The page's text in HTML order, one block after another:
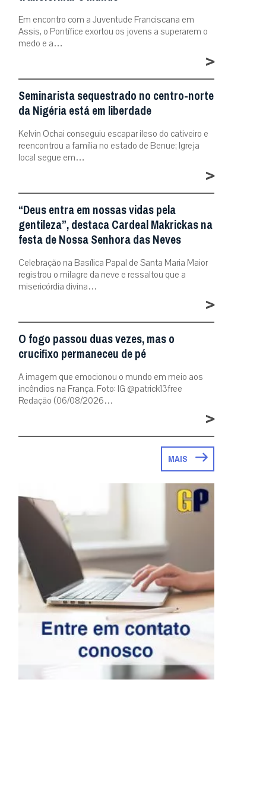
Em encontro com a Juventude Franciscana em
Assis, o Pontífice exortou os jovens a superarem o
medo e a…
>
Seminarista sequestrado no centro-norte
da Nigéria está em liberdade
Kelvin Ochai conseguiu escapar ileso do cativeiro e
reencontrou a família no estado de Benue; Igreja
local segue em…
>
“Deus entra em nossas vidas pela
gentileza”, destaca Cardeal Makrickas na
festa de Nossa Senhora das Neves
Celebração na Basílica Papal de Santa Maria Maior
registrou o milagre da neve e ressaltou que a
misericórdia divina…
>
O fogo passou duas vezes, mas o
crucifixo permaneceu de pé
A imagem que emocionou o mundo em meio aos
incêndios na França. Foto: IG @patrick13free
Redação (06/08/2026…
>
MAIS